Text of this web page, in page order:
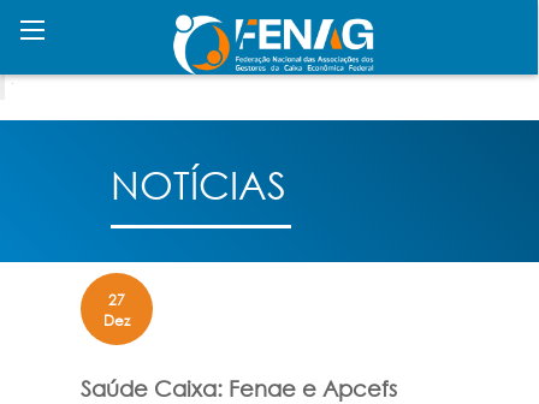
NOTÍCIAS
27
Dez
Saúde Caixa: Fenae e Apcefs